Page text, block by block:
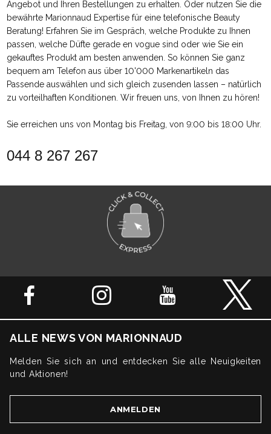
Angebot und Ihren Bestellungen zu erhalten. Oder nutzen Sie die
bewährte Marionnaud Expertise für eine telefonische Beauty
Beratung! Erfahren Sie im Gespräch, welche Produkte zu Ihnen
passen, welche Düfte gerade en vogue sind oder wie Sie ein
gekauftes Produkt am besten anwenden. So können Sie ganz
bequem am Telefon aus über 10'000 Markenartikeln das
Passende auswählen und sich gleich zusenden lassen – natürlich
zu vorteilhaften Konditionen. Wir freuen uns, von Ihnen zu hören!
Sie erreichen uns von Montag bis Freitag, von 9:00 bis 18:00 Uhr.
044 8 267 267
ALLE NEWS VON MARIONNAUD
Melden Sie sich an und entdecken Sie alle Neuigkeiten
und Aktionen!
ANMELDEN